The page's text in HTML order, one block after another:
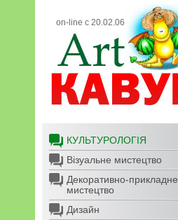
on-line с 20.02.06
КУЛЬТУРОЛОГІЯ
Візуальне мистецтво
Декоративно-прикладне
мистецтво
Дизайн